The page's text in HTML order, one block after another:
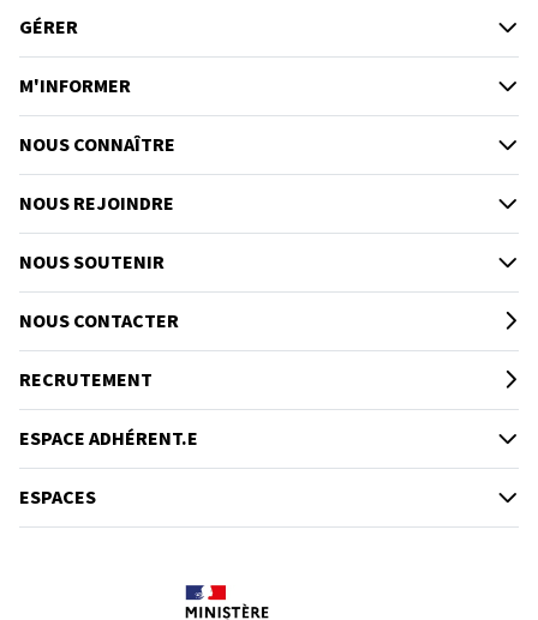
GÉRER
M'INFORMER
NOUS CONNAÎTRE
NOUS REJOINDRE
NOUS SOUTENIR
NOUS CONTACTER
RECRUTEMENT
ESPACE ADHÉRENT.E
ESPACES